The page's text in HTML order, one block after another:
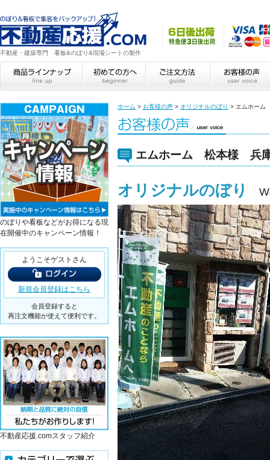
不動産・建築専門 看板&のぼり&現場シートの製作
ホーム > お客様の声 > オリジナルのぼり > エムホー
エムホーム 松本様 兵
オリジナルのぼり
のぼりや看板などがお得になる現
在開催中のキャンペーン情報！
ようこそゲストさん
新規会員登録はこちら
会員登録すると
再注文機能が使えて便利です。
不動産応援.comスタッフ紹介